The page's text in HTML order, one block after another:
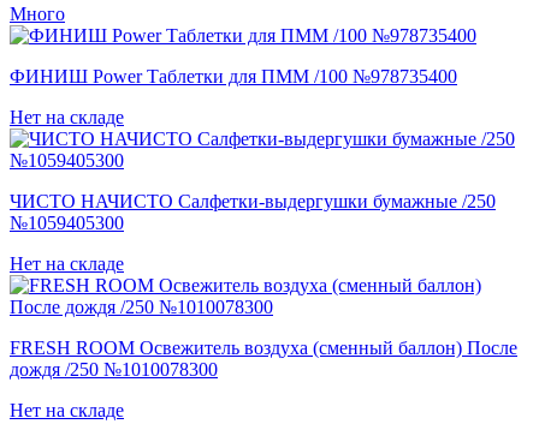
Много
ФИНИШ Power Таблетки для ПММ /100 №978735400
Нет на складе
ЧИСТО НАЧИСТО Салфетки-выдергушки бумажные /250
№1059405300
Нет на складе
FRESH ROOM Освежитель воздуха (сменный баллон) После
дождя /250 №1010078300
Нет на складе